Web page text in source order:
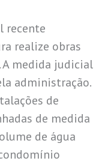
recente
realize obras
A medida judicial
administração.
de
de medida
de água